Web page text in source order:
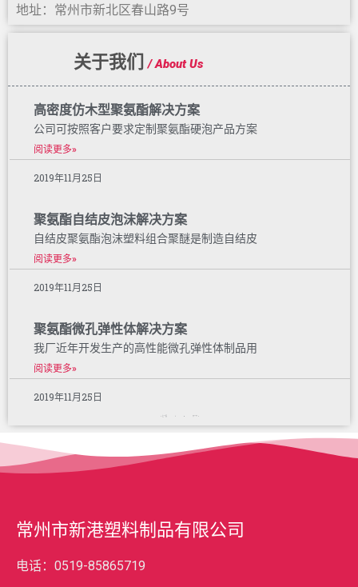
地址：常州市新北区春山路9号
关于我们/ About Us
高密度仿木型聚氨酯解决方案
公司可按照客户要求定制聚氨酯硬泡产品方案
阅读更多»
2019年11月25日
聚氨酯自结皮泡沫解决方案
自结皮聚氨酯泡沫塑料组合聚醚是制造自结皮
阅读更多»
2019年11月25日
聚氨酯微孔弹性体解决方案
我厂近年开发生产的高性能微孔弹性体制品用
阅读更多»
2019年11月25日
« 上一页 1 2 下一个 »
常州市新港塑料制品有限公司
电话：0519-85865719